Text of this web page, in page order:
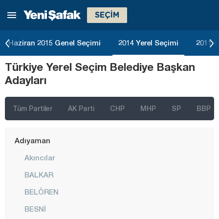
SEÇİM
Haziran 2015 Genel Seçimi 2014 Yerel Seçimi 2011
Türkiye Yerel Seçim Belediye Başkan
Adayları
Tüm Partiler AK Parti CHP MHP SP BBP
İstanbul
Ankara
Adana
Adıyaman
Akıncılar
BALKAR
BELÖREN
BESNİ